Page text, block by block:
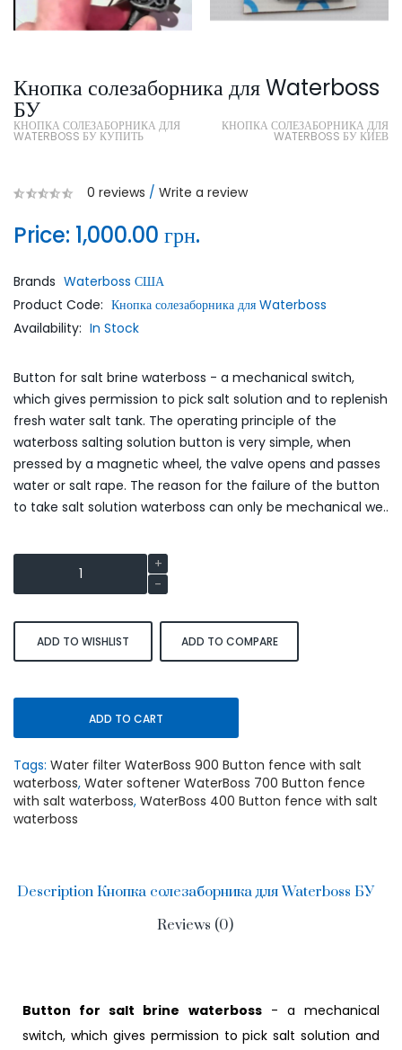
Кнопка солезаборника для Waterboss
БУ
КНОПКА СОЛЕЗАБОРНИКА ДЛЯ
WATERBOSS БУ КУПИТЬ
КНОПКА СОЛЕЗАБОРНИКА ДЛЯ
WATERBOSS БУ КИЕВ
0 reviews / Write a review
Price: 1,000.00 грн.
Brands Waterboss США
Product Code: Кнопка солезаборника для Waterboss
Availability: In Stock
Button for salt brine waterboss - a mechanical switch,
which gives permission to pick salt solution and to replenish
fresh water salt tank. The operating principle of the
waterboss salting solution button is very simple, when
pressed by a magnetic wheel, the valve opens and passes
water or salt rape. The reason for the failure of the button
to take salt solution waterboss can only be mechanical we..
ADD TO WISHLIST ADD TO COMPARE
ADD TO CART
Tags: Water filter WaterBoss 900 Button fence with salt
waterboss, Water softener WaterBoss 700 Button fence
with salt waterboss, WaterBoss 400 Button fence with salt
waterboss
Description Кнопка солезаборника для Waterboss БУ
Reviews (0)
Button for salt brine waterboss- a mechanical
switch, which gives permission to pick salt solution and